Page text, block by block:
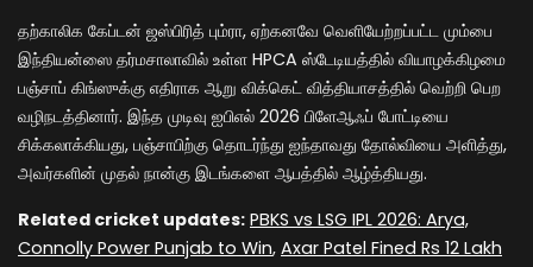
தற்காலிக கேப்டன் ஜஸ்பிரித் பும்ரா, ஏற்கனவே வெளியேற்றப்பட்ட மும்பை
இந்தியன்ஸை தர்மசாலாவில் உள்ள HPCA ஸ்டேடியத்தில் வியாழக்கிழமை
பஞ்சாப் கிங்ஸுக்கு எதிராக ஆறு விக்கெட் வித்தியாசத்தில் வெற்றி பெற
வழிநடத்தினார். இந்த முடிவு ஐபிஎல் 2026 பிளேஆஃப் போட்டியை
சிக்கலாக்கியது, பஞ்சாபிற்கு தொடர்ந்து ஐந்தாவது தோல்வியை அளித்து,
அவர்களின் முதல் நான்கு இடங்களை ஆபத்தில் ஆழ்த்தியது.
Related cricket updates: PBKS vs LSG IPL 2026: Arya,
Connolly Power Punjab to Win, Axar Patel Fined Rs 12 Lakh